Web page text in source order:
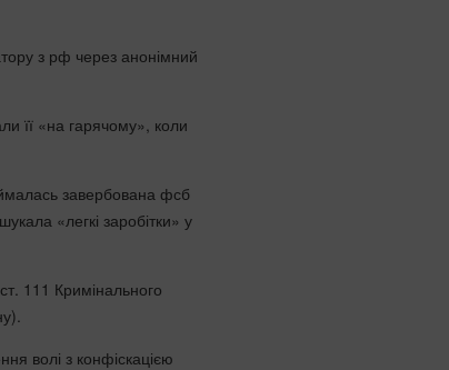
з рф через анонімний
її «на гарячому», коли
завербована фсб
«легкі заробітки» у
111 Кримінального
волі з конфіскацією